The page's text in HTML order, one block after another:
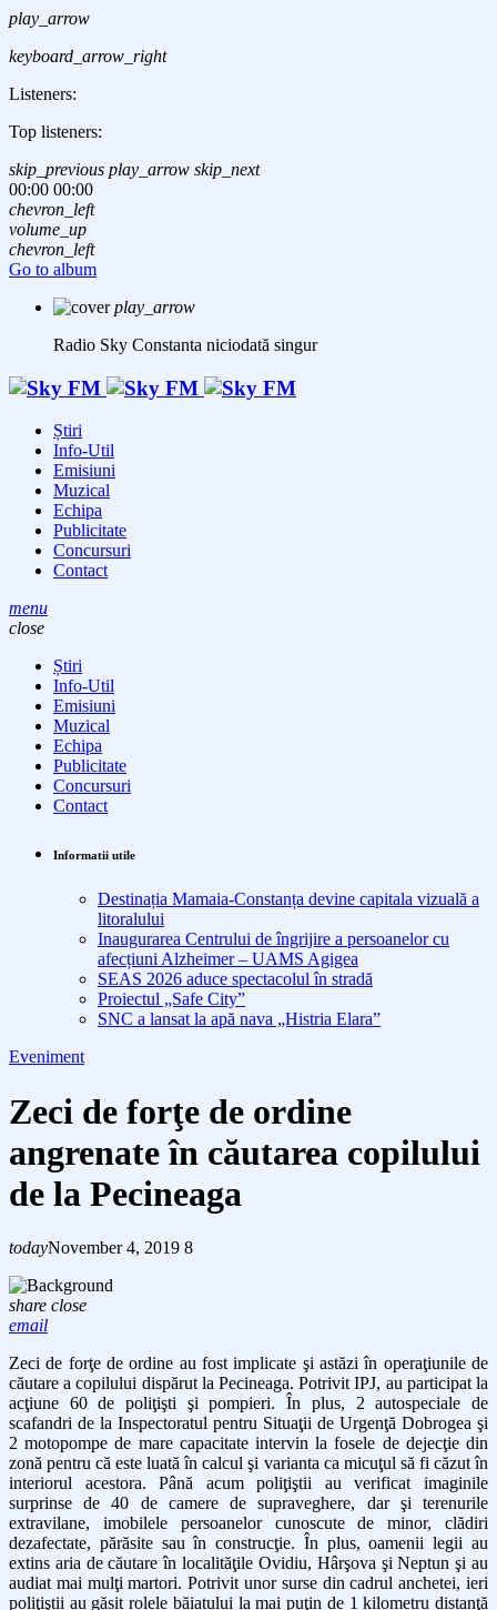
play_arrow
keyboard_arrow_right
Listeners:
Top listeners:
skip_previous play_arrow skip_next
00:00 00:00
chevron_left
volume_up
chevron_left
Go to album
play_arrow
Radio Sky Constanta niciodată singur
Știri
Info-Util
Emisiuni
Muzical
Echipa
Publicitate
Concursuri
Contact
menu
close
Știri
Info-Util
Emisiuni
Muzical
Echipa
Publicitate
Concursuri
Contact
Informatii utile
Destinația Mamaia-Constanța devine capitala vizuală a
litoralului
Inaugurarea Centrului de îngrijire a persoanelor cu
afecțiuni Alzheimer – UAMS Agigea
SEAS 2026 aduce spectacolul în stradă
Proiectul „Safe City”
SNC a lansat la apă nava „Histria Elara”
Eveniment
Zeci de forţe de ordine
angrenate în căutarea copilului
de la Pecineaga
todayNovember 4, 2019 8
share close
email
Zeci de forţe de ordine au fost implicate şi astăzi în operaţiunile de
căutare a copilului dispărut la Pecineaga. Potrivit IPJ, au participat la
acţiune 60 de poliţişti şi pompieri. În plus, 2 autospeciale de
scafandri de la Inspectoratul pentru Situaţii de Urgenţă Dobrogea şi
2 motopompe de mare capacitate intervin la fosele de dejecţie din
zonă pentru că este luată în calcul şi varianta ca micuţul să fi căzut în
interiorul acestora. Până acum poliţiştii au verificat imaginile
surprinse de 40 de camere de supraveghere, dar şi terenurile
extravilane, imobilele persoanelor cunoscute de minor, clădiri
dezafectate, părăsite sau în construcţie. În plus, oamenii legii au
extins aria de căutare în localităţile Ovidiu, Hârşova şi Neptun şi au
audiat mai mulţi martori. Potrivit unor surse din cadrul anchetei, ieri
poliţiştii au găsit rolele băiatului la mai puţin de 1 kilometru distanţă